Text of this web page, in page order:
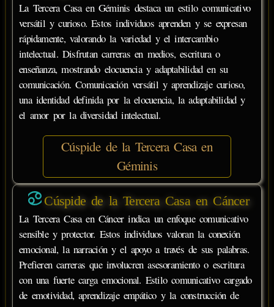
La Tercera Casa en Géminis destaca un estilo comunicativo
versátil y curioso. Estos individuos aprenden y se expresan
rápidamente, valorando la variedad y el intercambio
intelectual. Disfrutan carreras en medios, escritura o
enseñanza, mostrando elocuencia y adaptabilidad en su
comunicación. Comunicación versátil y aprendizaje curioso,
una identidad definida por la elocuencia, la adaptabilidad y
el amor por la diversidad intelectual.
Cúspide de la Tercera Casa en
Géminis
Cúspide de la Tercera Casa en Cáncer
La Tercera Casa en Cáncer indica un enfoque comunicativo
sensible y protector. Estos individuos valoran la conexión
emocional, la narración y el apoyo a través de sus palabras.
Prefieren carreras que involucren asesoramiento o escritura
con una fuerte carga emocional. Estilo comunicativo cargado
de emotividad, aprendizaje empático y la construcción de